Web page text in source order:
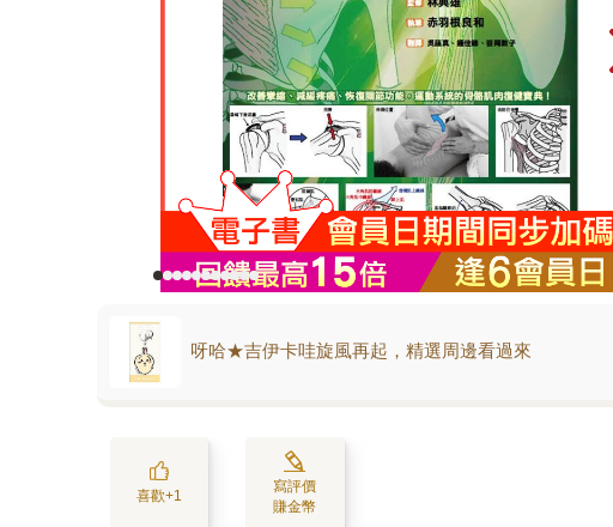
呀哈★吉伊卡哇旋風再起，精選周邊看過來
喜歡+1
寫評價
賺金幣